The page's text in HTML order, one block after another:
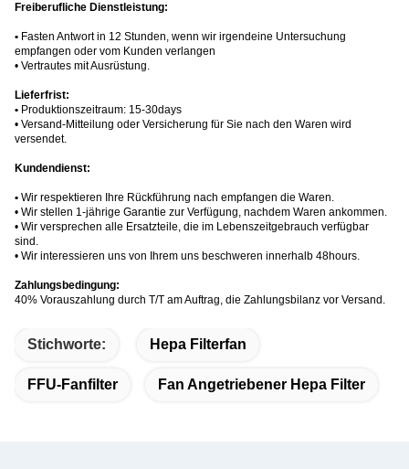
Freiberufliche Dienstleistung:
• Fasten Antwort in 12 Stunden, wenn wir irgendeine Untersuchung
empfangen oder vom Kunden verlangen
• Vertrautes mit Ausrüstung.
Lieferfrist:
• Produktionszeitraum: 15-30days
• Versand-Mitteilung oder Versicherung für Sie nach den Waren wird
versendet.
Kundendienst:
• Wir respektieren Ihre Rückführung nach empfangen die Waren.
• Wir stellen 1-jährige Garantie zur Verfügung, nachdem Waren ankommen.
• Wir versprechen alle Ersatzteile, die im Lebenszeitgebrauch verfügbar
sind.
• Wir interessieren uns von Ihrem uns beschweren innerhalb 48hours.
Zahlungsbedingung:
40% Vorauszahlung durch T/T am Auftrag, die Zahlungsbilanz vor Versand.
Stichworte: Hepa Filterfan
FFU-Fanfilter Fan Angetriebener Hepa Filter